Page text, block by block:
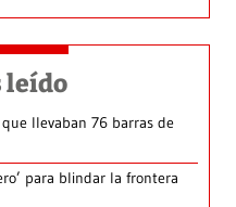
leído
llevaban 76 barras de
para blindar la frontera